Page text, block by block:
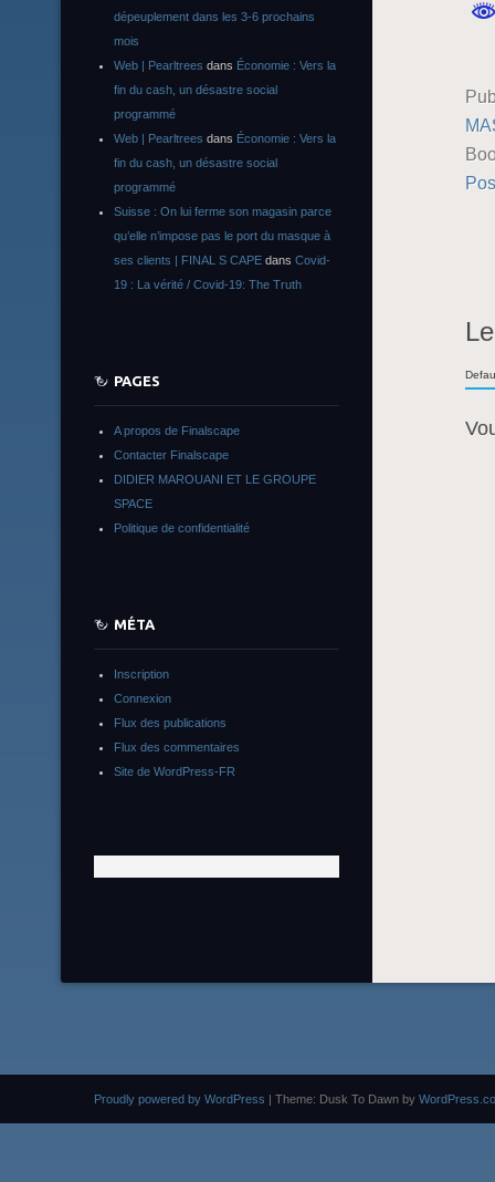
dépeuplement dans les 3-6 prochains
mois
Web | Pearltrees dans Économie : Vers la
fin du cash, un désastre social
programmé
Web | Pearltrees dans Économie : Vers la
fin du cash, un désastre social
programmé
Suisse : On lui ferme son magasin parce
qu’elle n’impose pas le port du masque à
ses clients | FINAL S CAPE dans Covid-
19 : La vérité / Covid-19: The Truth
PAGES
A propos de Finalscape
Contacter Finalscape
DIDIER MAROUANI ET LE GROUPE
SPACE
Politique de confidentialité
MÉTA
Inscription
Connexion
Flux des publications
Flux des commentaires
Site de WordPress-FR
Proudly powered by WordPress | Theme: Dusk To Dawn by